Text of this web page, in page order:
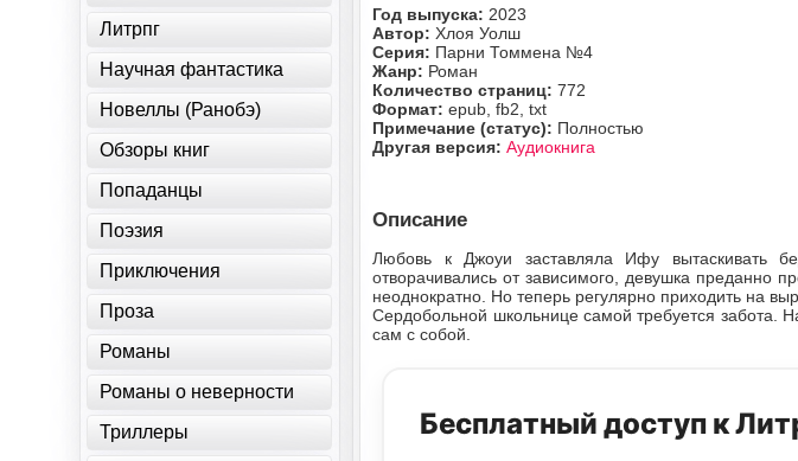
Год выпуска: 2023
Автор:Хлоя Уолш
Серия: Парни Томмена №4
Жанр: Роман
Количество страниц:772
Формат:epub, fb2, txt
Примечание (статус): Полностью
Другая версия:Аудиокнига
Описание
Любовь к Джоуи заставляла Ифу вытаскивать
отворачивались от зависимого, девушка преданно
неоднократно. Но теперь регулярно приходить на
Сердобольной школьнице самой требуется забота.
сам с собой.
Бесплатный доступ к
Литрпг
Научная фантастика
Новеллы (Ранобэ)
Обзоры книг
Попаданцы
Поэзия
Приключения
Проза
Романы
Романы о неверности
Триллеры